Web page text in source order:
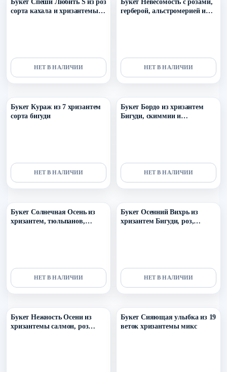
Букет Спеши Любить S из роз
сорта кахала и хризантемы
НЕТ В НАЛИЧИИ
Букет Невесомость с розами,
герберой, альстромерией и
НЕТ В НАЛИЧИИ
Букет Кураж из 7 хризантем
сорта бигуди
НЕТ В НАЛИЧИИ
Букет Бордо из хризантем
Бигуди, скиммии и
НЕТ В НАЛИЧИИ
Букет Солнечная Осень из
хризантем, тюльпанов,
НЕТ В НАЛИЧИИ
Букет Осенний Вихрь из
хризантем Бигуди, роз,
НЕТ В НАЛИЧИИ
Букет Нежность Осени из
хризантемы салмон, роз
Букет Сияющая улыбка из 19
веток хризантемы микс